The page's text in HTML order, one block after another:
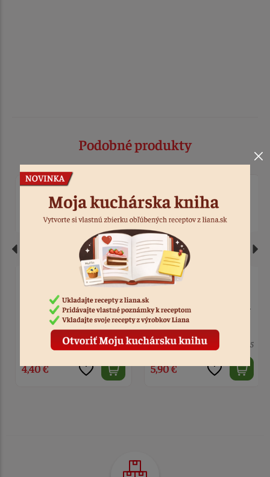
Podobné produkty
Zápich prvoprijímajúci
chlapec svetlé vlasy s
knihou a sviečkou
Kód: 7414
4,40 €
Zápich kalich s ružovým
krížikom drevo
8 ks Kód: 5775
5,90 €